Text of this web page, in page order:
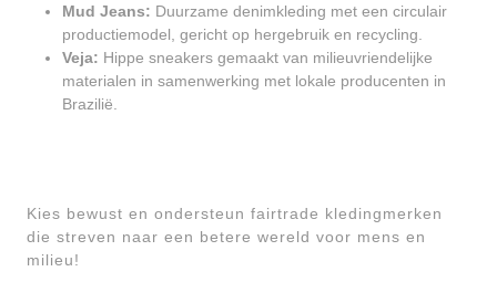
Mud Jeans: Duurzame denimkleding met een circulair
productiemodel, gericht op hergebruik en recycling.
Veja: Hippe sneakers gemaakt van milieuvriendelijke
materialen in samenwerking met lokale producenten in
Brazilië.
Kies bewust en ondersteun fairtrade kledingmerken
die streven naar een betere wereld voor mens en
milieu!